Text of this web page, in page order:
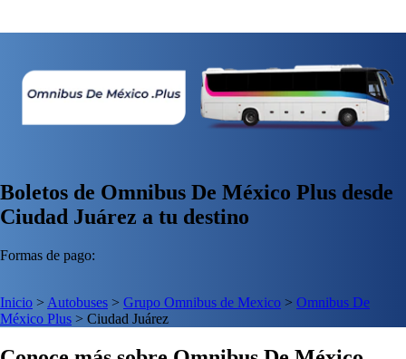
Boletos de Omnibus De México Plus desde
Ciudad Juárez a tu destino
Formas de pago:
Inicio > Autobuses > Grupo Omnibus de Mexico > Omnibus De
México Plus > Ciudad Juárez